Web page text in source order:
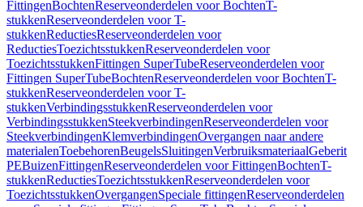
FittingenBochtenReserveonderdelen voor BochtenT-
stukkenReserveonderdelen voor T-
stukkenReductiesReserveonderdelen voor
ReductiesToezichtsstukkenReserveonderdelen voor
ToezichtsstukkenFittingen SuperTubeReserveonderdelen voor
Fittingen SuperTubeBochtenReserveonderdelen voor BochtenT-
stukkenReserveonderdelen voor T-
stukkenVerbindingsstukkenReserveonderdelen voor
VerbindingsstukkenSteekverbindingenReserveonderdelen voor
SteekverbindingenKlemverbindingenOvergangen naar andere
materialenToebehorenBeugelsSluitingenVerbruiksmateriaalGeberit
PEBuizenFittingenReserveonderdelen voor FittingenBochtenT-
stukkenReductiesToezichtsstukkenReserveonderdelen voor
ToezichtsstukkenOvergangenSpeciale fittingenReserveonderdelen